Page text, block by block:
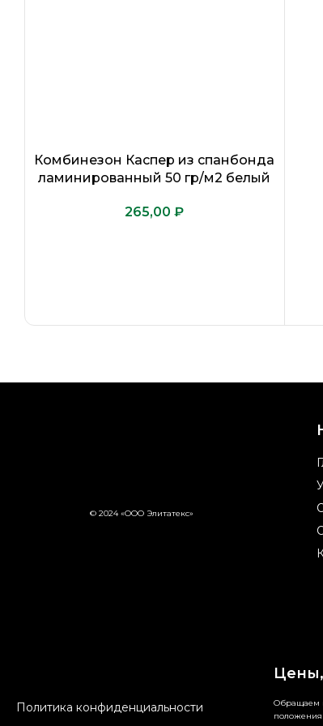
Комбинезон Каспер из спанбонда
ламинированный 50 гр/м2 белый
₽
© 2024 «ООО Элитатекс»
Политика конфиденциальности
Обращаем